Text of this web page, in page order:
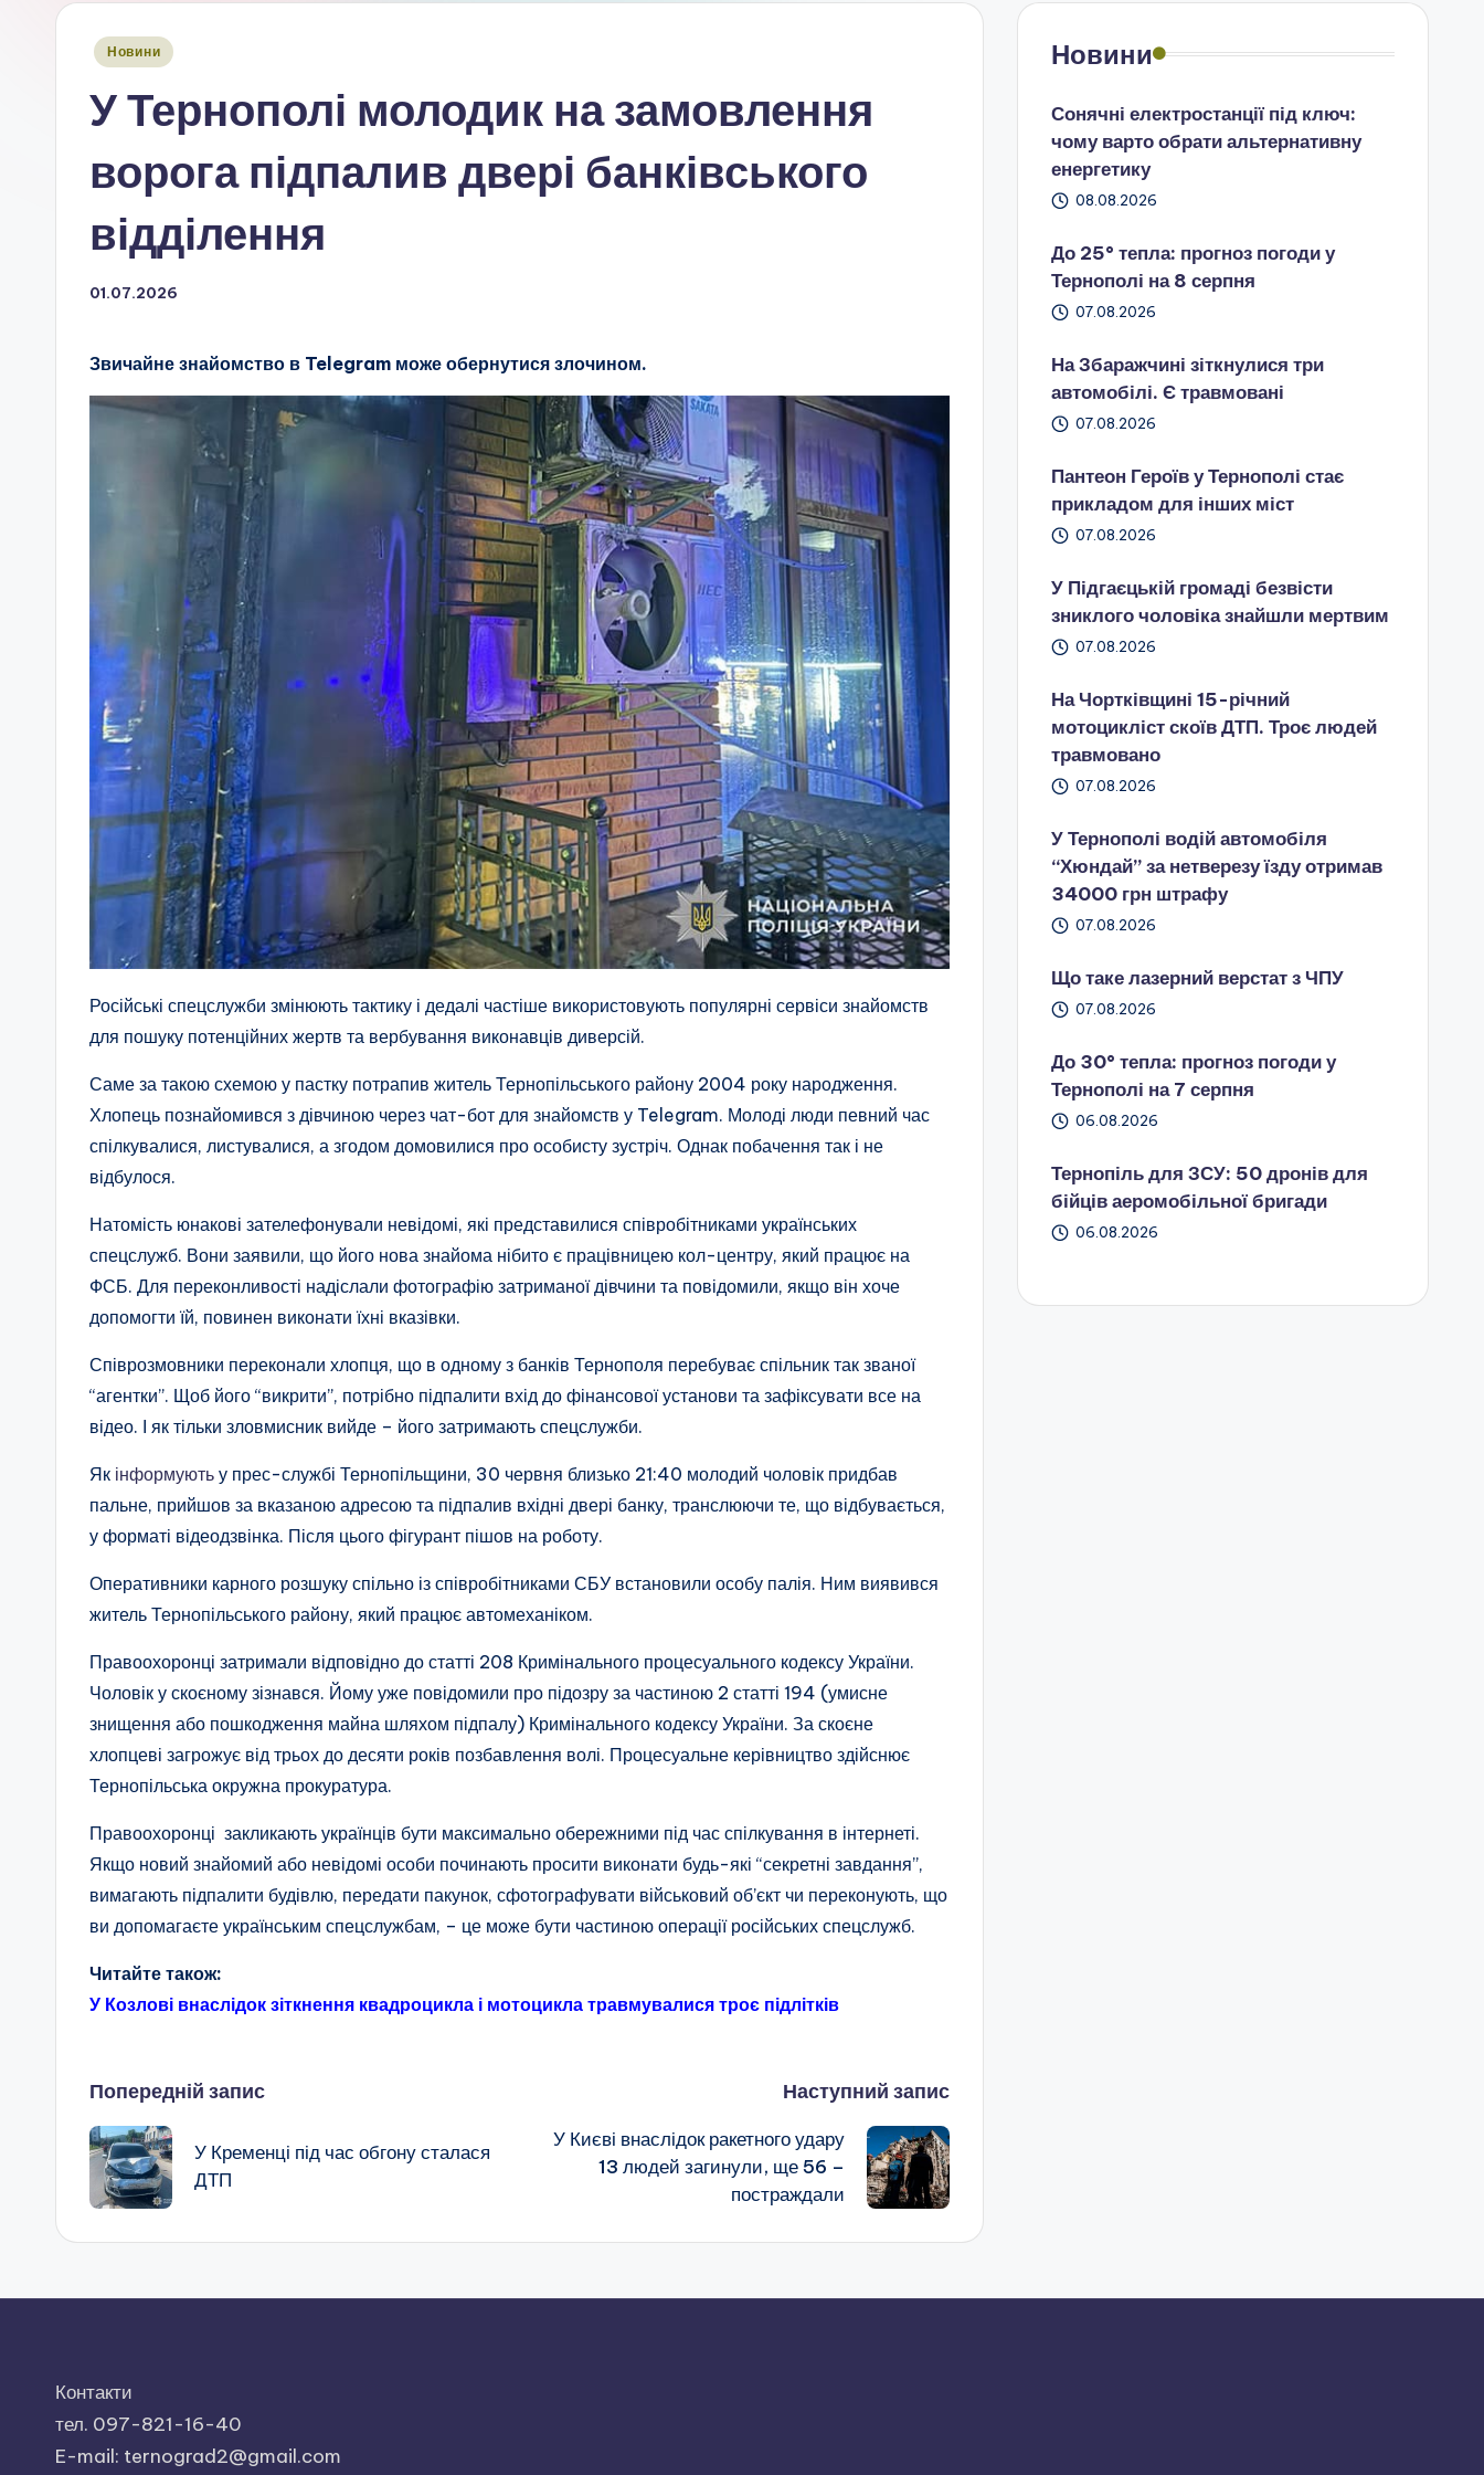
Опубліковано
Новини
У Тернополі молодик на замовлення
ворога підпалив двері банківського
відділення
01.07.2026
Звичайне знайомство в Telegram може обернутися злочином.
Російські спецслужби змінюють тактику і дедалі частіше використовують популярні сервіси знайомств
для пошуку потенційних жертв та вербування виконавців диверсій.
Саме за такою схемою у пастку потрапив житель Тернопільського району 2004 року народження.
Хлопець познайомився з дівчиною через чат-бот для знайомств у Telegram. Молоді люди певний час
спілкувалися, листувалися, а згодом домовилися про особисту зустріч. Однак побачення так і не
відбулося.
Натомість юнакові зателефонували невідомі, які представилися співробітниками українських
спецслужб. Вони заявили, що його нова знайома нібито є працівницею кол-центру, який працює на
ФСБ. Для переконливості надіслали фотографію затриманої дівчини та повідомили, якщо він хоче
допомогти їй, повинен виконати їхні вказівки.
Співрозмовники переконали хлопця, що в одному з банків Тернополя перебуває спільник так званої
“агентки”. Щоб його “викрити”, потрібно підпалити вхід до фінансової установи та зафіксувати все на
відео. І як тільки зловмисник вийде – його затримають спецслужби.
Як інформують у прес-службі Тернопільщини, 30 червня близько 21:40 молодий чоловік придбав
пальне, прийшов за вказаною адресою та підпалив вхідні двері банку, транслюючи те, що відбувається,
у форматі відеодзвінка. Після цього фігурант пішов на роботу.
Оперативники карного розшуку спільно із співробітниками СБУ встановили особу палія. Ним виявився
житель Тернопільського району, який працює автомеханіком.
Правоохоронці затримали відповідно до статті 208 Кримінального процесуального кодексу України.
Чоловік у скоєному зізнався. Йому уже повідомили про підозру за частиною 2 статті 194 (умисне
знищення або пошкодження майна шляхом підпалу) Кримінального кодексу України. За скоєне
хлопцеві загрожує від трьох до десяти років позбавлення волі. Процесуальне керівництво здійснює
Тернопільська окружна прокуратура.
Правоохоронці закликають українців бути максимально обережними під час спілкування в інтернеті.
Якщо новий знайомий або невідомі особи починають просити виконати будь-які “секретні завдання”,
вимагають підпалити будівлю, передати пакунок, сфотографувати військовий об’єкт чи переконують, що
ви допомагаєте українським спецслужбам, – це може бути частиною операції російських спецслужб.
Читайте також:
У Козлові внаслідок зіткнення квадроцикла і мотоцикла травмувалися троє підлітків
Навігація
по
запису
Попередній запис
У Кременці під час обгону сталася
ДТП
Наступний запис
У Києві внаслідок ракетного удару
13 людей загинули, ще 56 –
постраждали
Новини
Сонячні електростанції під ключ:
чому варто обрати альтернативну
енергетику
08.08.2026
До 25° тепла: прогноз погоди у
Тернополі на 8 серпня
07.08.2026
На Збаражчині зіткнулися три
автомобілі. Є травмовані
07.08.2026
Пантеон Героїв у Тернополі стає
прикладом для інших міст
07.08.2026
У Підгаєцькій громаді безвісти
зниклого чоловіка знайшли мертвим
07.08.2026
На Чортківщині 15-річний
мотоцикліст скоїв ДТП. Троє людей
травмовано
07.08.2026
У Тернополі водій автомобіля
“Хюндай” за нетверезу їзду отримав
34000 грн штрафу
07.08.2026
Що таке лазерний верстат з ЧПУ
07.08.2026
До 30° тепла: прогноз погоди у
Тернополі на 7 серпня
06.08.2026
Тернопіль для ЗСУ: 50 дронів для
бійців аеромобільної бригади
06.08.2026
Контакти
тел. 097-821-16-40
E-mail: ternograd2@gmail.com